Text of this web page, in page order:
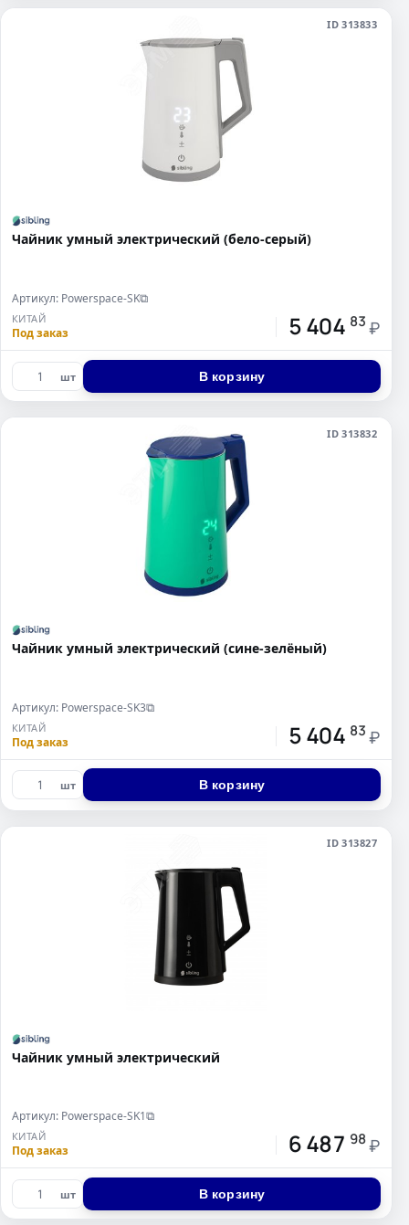
ID 313833
Чайник умный электрический (бело-серый)
Артикул: Powerspace-SK⧉
КИТАЙ
Под заказ 5 404 83 ₽
шт В корзину
ID 313832
Чайник умный электрический (сине-зелёный)
Артикул: Powerspace-SK3⧉
КИТАЙ
Под заказ 5 404 83 ₽
шт В корзину
ID 313827
Чайник умный электрический
Артикул: Powerspace-SK1⧉
КИТАЙ
Под заказ 6 487 98 ₽
шт В корзину